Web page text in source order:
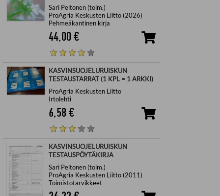
Sari Peltonen (toim.)
ProAgria Keskusten Liitto (2026)
Pehmeäkantinen kirja
44,00 €
KASVINSUOJELURUISKUN
TESTAUSTARRAT (1 KPL = 1 ARKKI)
ProAgria Keskusten Liitto
Irtolehti
6,58 €
KASVINSUOJELURUISKUN
TESTAUSPÖYTÄKIRJA
Sari Peltonen (toim.)
ProAgria Keskusten Liitto (2011)
Toimistotarvikkeet